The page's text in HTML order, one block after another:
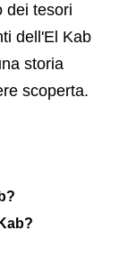
dei tesori
dell'El Kab
storia
scoperta.